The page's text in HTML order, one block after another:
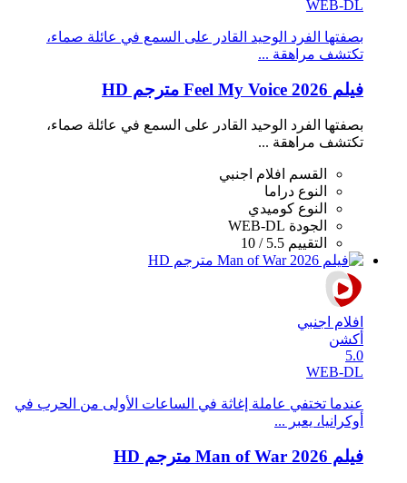
WEB-DL
بصفتها الفرد الوحيد القادر على السمع في عائلة صماء،
تكتشف مراهقة ...
فيلم Feel My Voice 2026 مترجم HD
بصفتها الفرد الوحيد القادر على السمع في عائلة صماء،
تكتشف مراهقة ...
القسم افلام اجنبي
النوع دراما
النوع كوميدي
الجودة WEB-DL
التقييم 5.5 / 10
افلام اجنبي
أكشن
5.0
WEB-DL
عندما تختفي عاملة إغاثة في الساعات الأولى من الحرب في
أوكرانيا، يعبر ...
فيلم Man of War 2026 مترجم HD